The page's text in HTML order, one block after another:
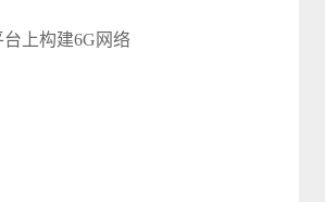
上构建6G网络